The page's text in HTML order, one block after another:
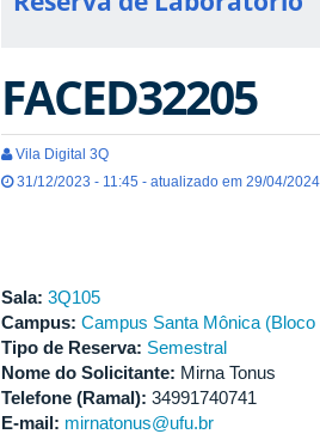
FACED32205
Vila Digital 3Q
31/12/2023 - 11:45 - atualizado em 29/04/
Sala: 3Q105
Campus: Campus Santa Mônica (Bloco
Tipo de Reserva: Semestral
Nome do Solicitante: Mirna Tonus
Telefone (Ramal): 34991740741
E-mail: mirnatonus@ufu.br